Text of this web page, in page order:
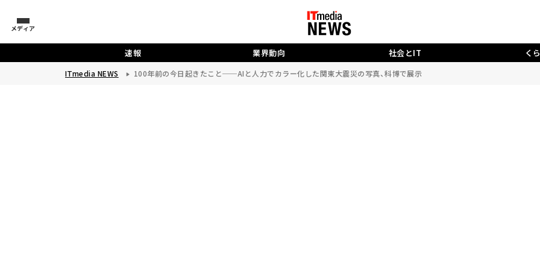
メディア
速報 業界動向 社会とIT く
ITmedia NEWS 100年前の今日起きたこと──AIと人力でカラー化した関東大震災の写真、科博で展示